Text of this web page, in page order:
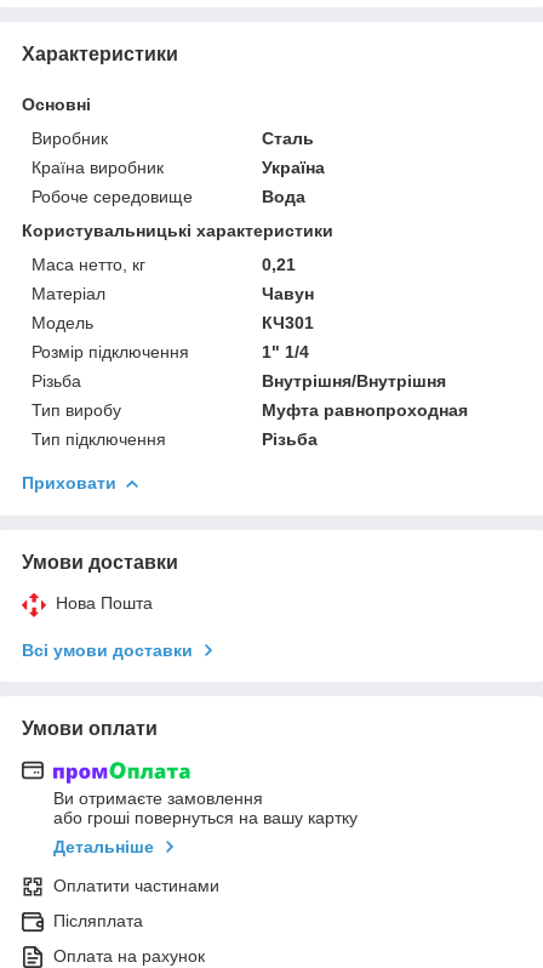
Характеристики
Основні
Виробник
Сталь
Країна виробник
Україна
Робоче середовище
Вода
Користувальницькі характеристики
Маса нетто, кг
0,21
Матеріал
Чавун
Модель
КЧ301
Розмір підключення
1" 1/4
Різьба
Внутрішня/Внутрішня
Тип виробу
Муфта равнопроходная
Тип підключення
Різьба
Приховати
Умови доставки
Нова Пошта
Всі умови доставки
Умови оплати
Ви отримаєте замовлення
або гроші повернуться на вашу картку
Детальніше
Оплатити частинами
Післяплата
Оплата на рахунок